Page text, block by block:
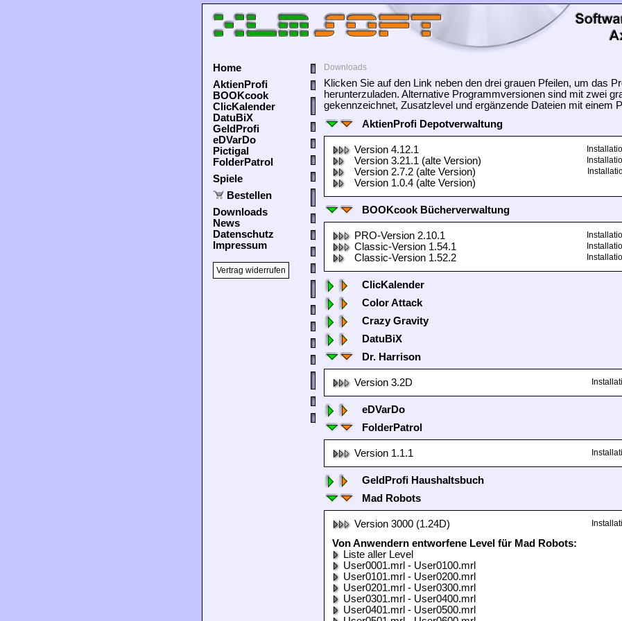
Home
AktienProfi
BOOKcook
ClicKalender
DatuBiX
GeldProfi
eDVarDo
Pictigal
FolderPatrol
Spiele
Bestellen
Downloads
News
Datenschutz
Impressum
Vertrag widerrufen
Downloads
Klicken Sie auf den Link neben den drei grauen Pfeilen, um das
herunterzuladen. Alternative Programmversionen sind mit zwei
gekennzeichnet, Zusatzlevel und ergänzende Dateien mit einem
AktienProfi Depotverwaltung
Version 4.12.1
Version 3.21.1 (alte Version)
Version 2.7.2 (alte Version)
Version 1.0.4 (alte Version)
BOOKcook Bücherverwaltung
PRO-Version 2.10.1
Classic-Version 1.54.1
Classic-Version 1.52.2
ClicKalender
Color Attack
Crazy Gravity
DatuBiX
Dr. Harrison
Version 3.2D
eDVarDo
FolderPatrol
Version 1.1.1
GeldProfi Haushaltsbuch
Mad Robots
Version 3000 (1.24D)
Von Anwendern entworfene Level für Mad Robots:
Liste aller Level
User0001.mrl - User0100.mrl
User0101.mrl - User0200.mrl
User0201.mrl - User0300.mrl
User0301.mrl - User0400.mrl
User0401.mrl - User0500.mrl